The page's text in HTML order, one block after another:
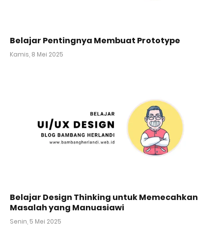
Belajar Pentingnya Membuat Prototype
Kamis, 8 Mei 2025
Belajar Design Thinking untuk Memecahkan
Masalah yang Manuasiawi
Senin, 5 Mei 2025